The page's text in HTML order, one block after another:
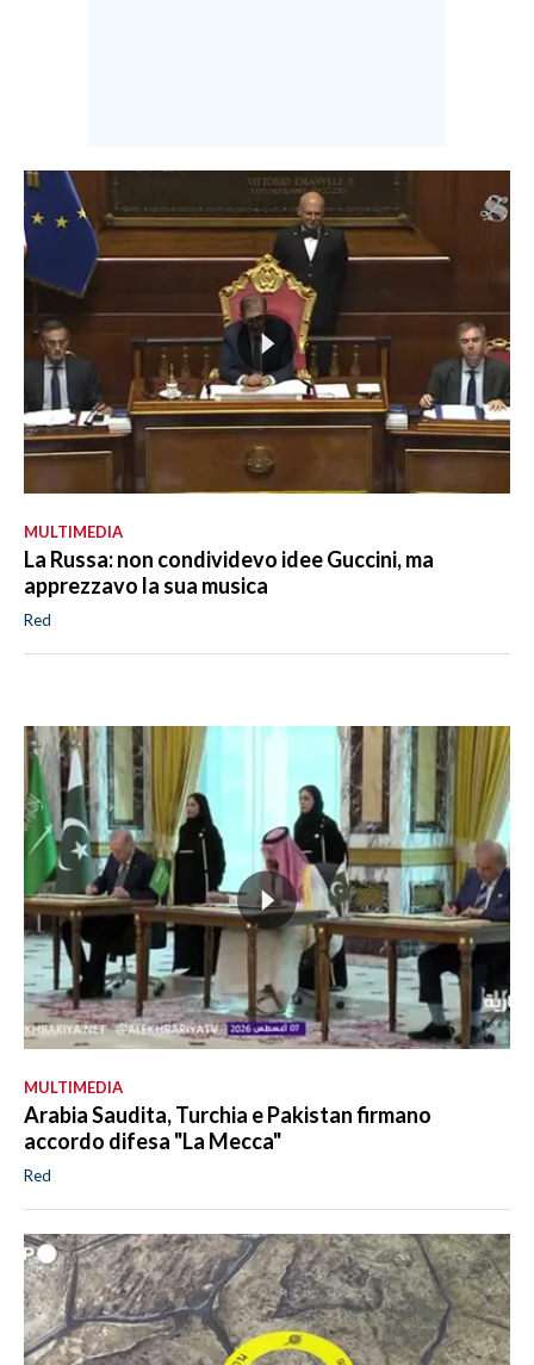
MULTIMEDIA
La Russa: non condividevo idee Guccini, ma
apprezzavo la sua musica
Red
MULTIMEDIA
Arabia Saudita, Turchia e Pakistan firmano
accordo difesa "La Mecca"
Red